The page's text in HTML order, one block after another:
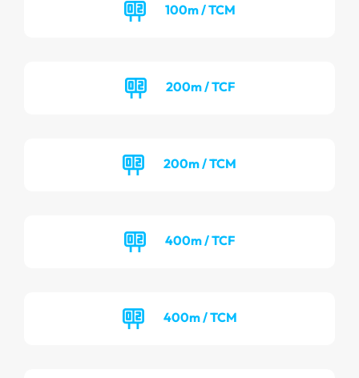
100m / TCM
200m / TCF
200m / TCM
400m / TCF
400m / TCM